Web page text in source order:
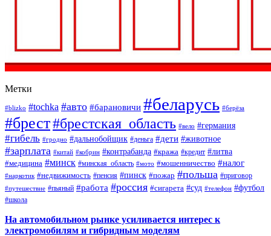
Метки
#blizko #tochka #авто #барановичи #беларусь #берёза
#брест#брестская_область #вело #германия
#гибель #гродно #дальнобойщик #деньга #дети #животное
#зарплата #китай #кобрин #контрабанда #кража #кредит #литва
#медицина #минск #минская_область #мото #мошенничество #налог
#наркотик #недвижимость #пенсия #пинск #пожар #польша #приговор
#путешествие #пьяный #работа #россия #сигарета #суд #телефон #футбол
#школа
На автомобильном рынке усиливается интерес к
электромобилям и гибридным моделям